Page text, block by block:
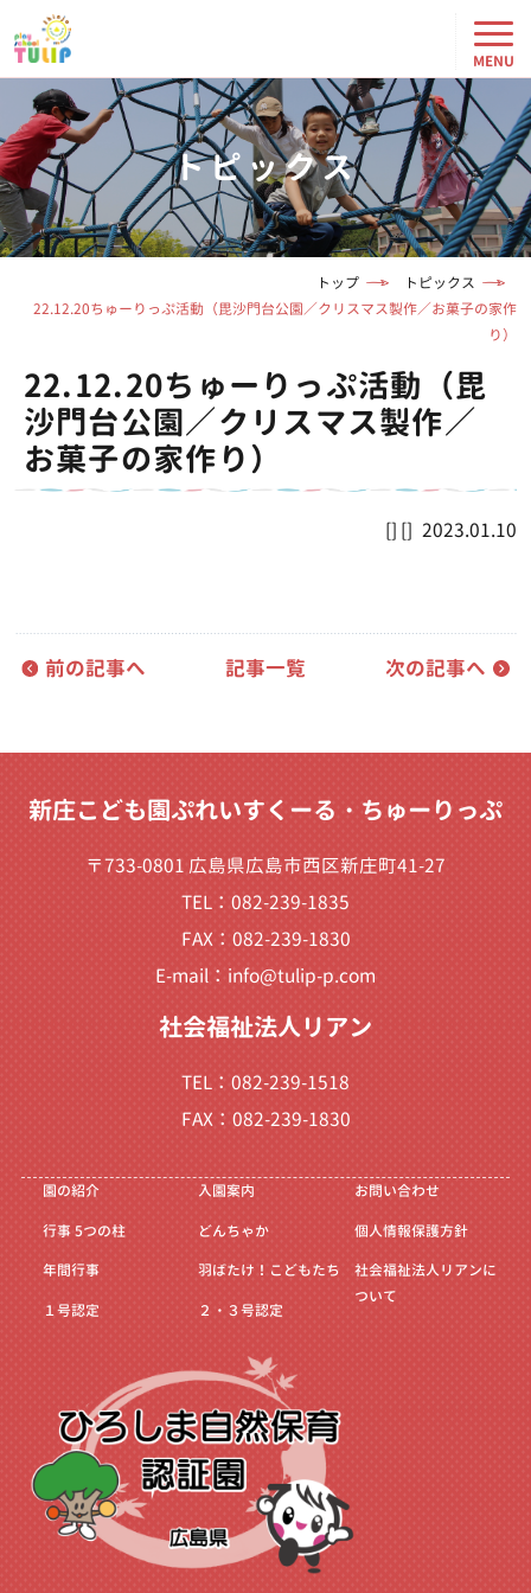
トピックス
トップ
トピックス
22.12.20ちゅーりっぷ活動（毘沙門台公園／クリスマス製作／お菓子の家作
り）
22.12.20ちゅーりっぷ活動（毘
沙門台公園／クリスマス製作／
お菓子の家作り）
2023.01.10
前の記事へ 記事一覧 次の記事へ
新庄こども園ぷれいすくーる・ちゅーりっぷ
〒733-0801 広島県広島市西区新庄町41-27
TEL：082-239-1835
FAX：082-239-1830
E-mail： info@tulip-p.com
社会福祉法人リアン
TEL：082-239-1518
FAX：082-239-1830
園の紹介
行事5つの柱
年間行事
１号認定
入園案内
どんちゃか
羽ばたけ！こどもたち
２・３号認定
お問い合わせ
個人情報保護方針
社会福祉法人リアンに
ついて